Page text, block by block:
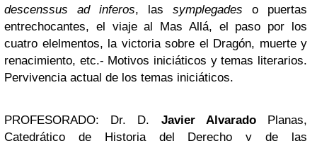
descenssus ad inferos, las symplegades o puertas
entrechocantes, el viaje al Mas Allá, el paso por los
cuatro elelmentos, la victoria sobre el Dragón, muerte y
renacimiento, etc.- Motivos iniciáticos y temas literarios.
Pervivencia actual de los temas iniciáticos.
PROFESORADO: Dr. D. Javier AlvaradoPlanas,
Catedrático de Historia del Derecho y de las